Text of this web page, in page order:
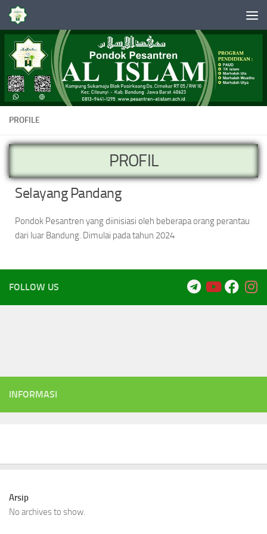
Skip to content
PROFILE
PROFIL
Selayang Pandang
Pondok Pesantren yang diinisiasi oleh beberapa orang perantau
dari luar Bandung. Dimulai pada tahun 2024
FOLLOW US
INFORMASI
Arsip
No archives to show.